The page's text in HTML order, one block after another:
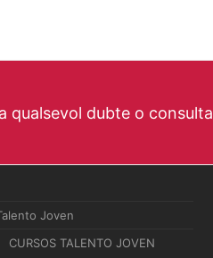
qualsevol dubte o consulta
Joven
CURSOS TALENTO JOVEN